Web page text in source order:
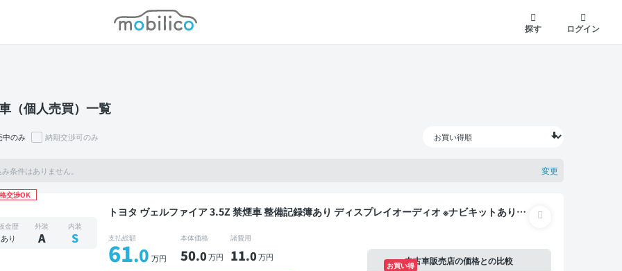
モビリコ
探す
ログイン
（個人売買）一覧
中のみ 納期交渉可のみ
条件はありません。 変更
交渉OK
トヨタ ヴェルファイア 3.5Z 禁煙車 整備記録簿あり ディスプレイオーディオ ※ナビキットあり
ドア 7人乗り
金歴
あり
外装
A
内装
S 支払総額
61.0 万円
本体価格
50.0万円
諸費用
11.0万円 中古車販売店の価格との比較
お買い得